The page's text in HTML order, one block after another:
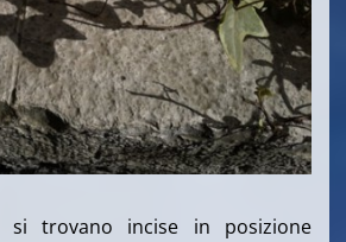
si trovano incise in posizione